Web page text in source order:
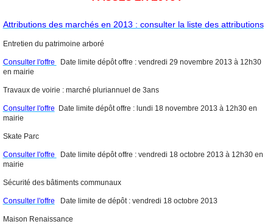
Attributions des marchés en 2013 : consulter la liste des attributions
Entretien du patrimoine arboré
Consulter l'offre
Date limite dépôt offre : vendredi 29 novembre 2013 à 12h30
en mairie
Travaux de voirie : marché pluriannuel de 3ans
Consulter l'offre Date limite dépôt offre : lundi 18 novembre 2013 à 12h30 en
mairie
Skate Parc
Consulter l'offre
Date limite dépôt offre : vendredi 18 octobre 2013 à 12h30 en
mairie
Sécurité des bâtiments communaux
Consulter l'offre Date limite de dépôt : vendredi 18 octobre 2013
Maison Renaissance